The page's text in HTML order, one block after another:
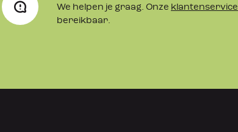
We helpen je graag. Onze klantenservice
bereikbaar.